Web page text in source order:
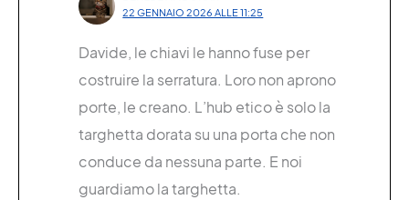
22 GENNAIO 2026 ALLE 11:25
Davide, le chiavi le hanno fuse per
costruire la serratura. Loro non aprono
porte, le creano. L’hub etico è solo la
targhetta dorata su una porta che non
conduce da nessuna parte. E noi
guardiamo la targhetta.